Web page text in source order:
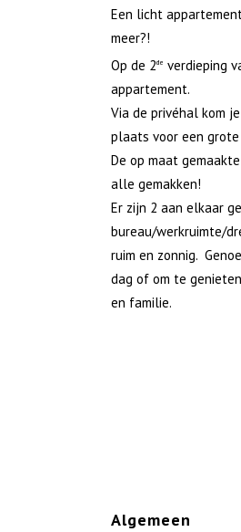
Een licht
meer?!
Op de 2de verdieping
appartement.
Via de privéhal kom
plaats voor een
De op maat
alle gemakken!
Er zijn 2 aan elkaar
bureau/werkruimte/
ruim en zonnig.
dag of om te
en familie.
Algemeen